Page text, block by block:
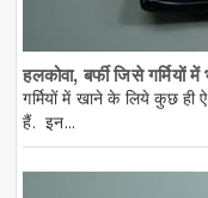
हलकोवा, बर्फी जिसे
गर्मियों में खाने के लिये कुछ ही
हैं. इन...